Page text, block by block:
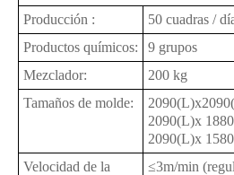
Producción :
50 cuadras /
Productos químicos:
9 grupos
Mezclador:
200 kg
Tamaños de molde:
2090(L)x2090(
2090(L)x 1880
2090(L)x 1580
Velocidad de la
≤3m/min